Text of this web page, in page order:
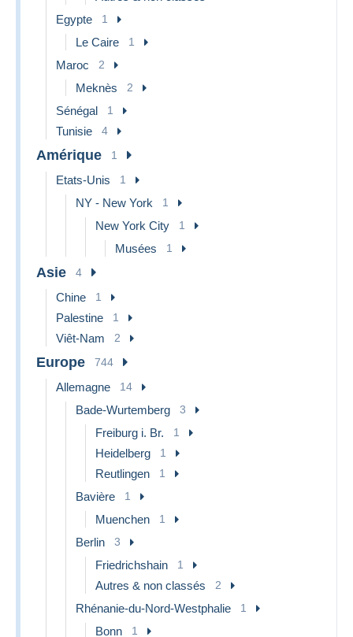
Egypte 1
Le Caire 1
Maroc 2
Meknès 2
Sénégal 1
Tunisie 4
Amérique 1
Etats-Unis 1
NY - New York 1
New York City 1
Musées 1
Asie 4
Chine 1
Palestine 1
Viêt-Nam 2
Europe 744
Allemagne 14
Bade-Wurtemberg 3
Freiburg i. Br. 1
Heidelberg 1
Reutlingen 1
Bavière 1
Muenchen 1
Berlin 3
Friedrichshain 1
Autres & non classés 2
Rhénanie-du-Nord-Westphalie 1
Bonn 1